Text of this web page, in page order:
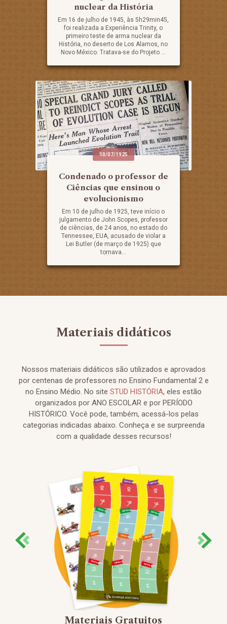
nuclear da História
Em 16 de julho de 1945, às 5h29min45,
foi realizada a Experiência Trinity, o
primeiro teste de arma nuclear da
História, no deserto de Los Alamos, no
Novo México. Tratava-se do Projeto ...
10/07/1925
Condenado o professor de
Ciências que ensinou o
evolucionismo
Em 10 de julho de 1925, teve início o
julgamento de John Scopes, professor
de ciências, de 24 anos, no estado do
Tennessee, EUA, acusado de violar a
Lei Butler (de março de 1925) que
tornava...
Materiais didáticos
Nossos materiais didáticos são utilizados e aprovados
por centenas de professores no Ensino Fundamental 2 e
no Ensino Médio. No site STUD HISTÓRIA, eles estão
organizados por ANO ESCOLAR e por PERÍODO
HISTÓRICO. Você pode, também, acessá-los pelas
categorias indicadas abaixo. Conheça e se surpreenda
com a qualidade desses recursos!
Materiais Gratuitos